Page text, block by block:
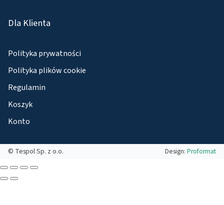
Dla Klienta
Polityka prywatności
Polityka plików cookie
Regulamin
Koszyk
Konto
© Tespol Sp. z o.o. Design: Proformat